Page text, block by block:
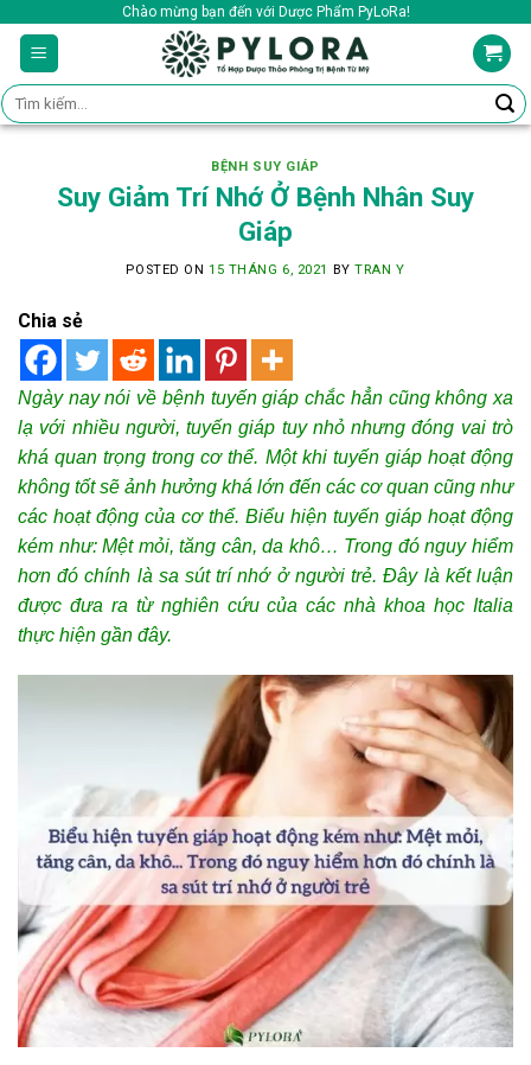
content
Chào mừng bạn đến với Dược Phẩm PyLoRa!
Tìm
kiếm:
BỆNH SUY GIÁP
Suy Giảm Trí Nhớ Ở Bệnh Nhân Suy
Giáp
POSTED ON 15 THÁNG 6, 2021 BYTRAN Y
Chia sẻ
Ngày nay nói về bệnh tuyến giáp chắc hẳn cũng không xa
lạ với nhiều người, tuyến giáp tuy nhỏ nhưng đóng vai trò
khá quan trọng trong cơ thể. Một khi tuyến giáp hoạt động
không tốt sẽ ảnh hưởng khá lớn đến các cơ quan cũng như
các hoạt động của cơ thể. Biểu hiện tuyến giáp hoạt động
kém như: Mệt mỏi, tăng cân, da khô… Trong đó nguy hiểm
hơn đó chính là sa sút trí nhớ ở người trẻ. Đây là kết luận
được đưa ra từ nghiên cứu của các nhà khoa học Italia
thực hiện gần đây.